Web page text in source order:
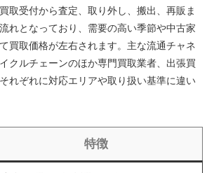
取受付から査定、取り外し、搬出、再販ま
れとなっており、需要の高い季節や中古家
買取価格が左右されます。主な流通チャネ
クルチェーンのほか専門買取業者、出張買
れぞれに対応エリアや取り扱い基準に違い
特徴